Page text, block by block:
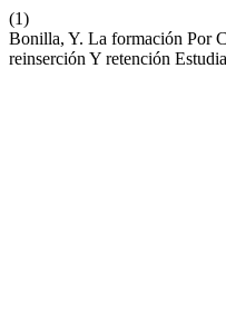
(1)
Bonilla, Y. La formación Por
reinserción Y retención